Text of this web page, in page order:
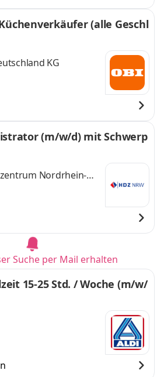
(alle Geschl
KG
(m/w/d) mit Schwerp
Nordrhein-
Suche per Mail erhalten
15-25 Std. / Woche (m/w/